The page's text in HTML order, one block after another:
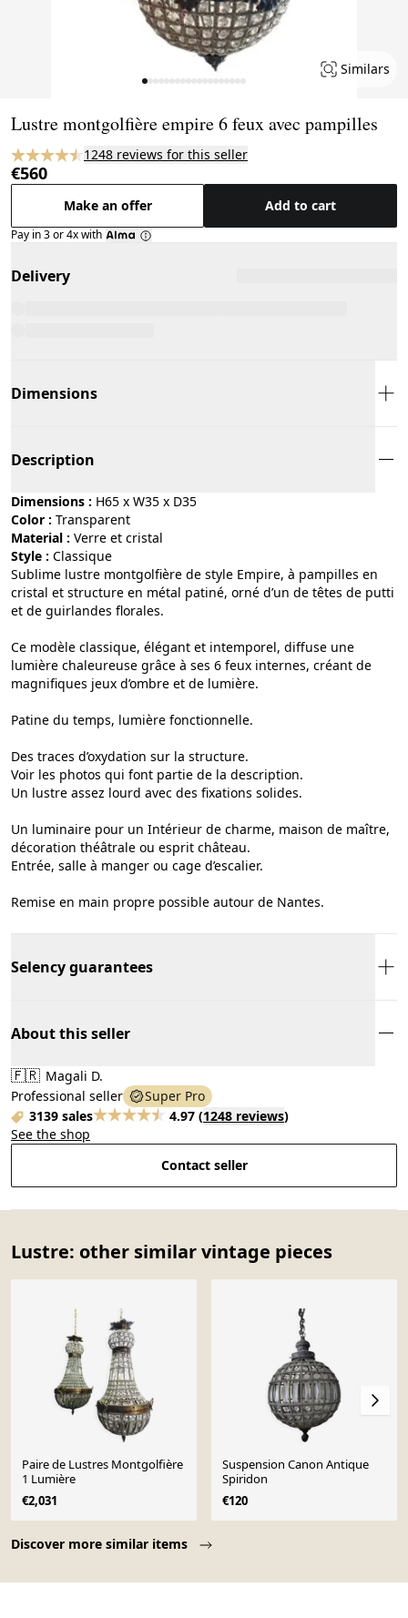
Similars
Lustre montgolfière empire 6 feux avec pampilles
1248 reviews for this seller
€560
Make an offer Add to cart
Pay in 3 or 4x with
Delivery
Dimensions
Description
Dimensions : H65 x W35 x D35
Color :
transparent
Material :
verre et cristal
Style :
classique
Sublime lustre montgolfière de style Empire, à pampilles en
cristal et structure en métal patiné, orné d’un de têtes de putti
et de guirlandes florales.
Ce modèle classique, élégant et intemporel, diffuse une
lumière chaleureuse grâce à ses 6 feux internes, créant de
magnifiques jeux d’ombre et de lumière.
Patine du temps, lumière fonctionnelle.
Des traces d’oxydation sur la structure.
Voir les photos qui font partie de la description.
Un lustre assez lourd avec des fixations solides.
Un luminaire pour un Intérieur de charme, maison de maître,
décoration théâtrale ou esprit château.
Entrée, salle à manger ou cage d’escalier.
Remise en main propre possible autour de Nantes.
Selency guarantees
About this seller
🇫🇷 Magali D.
Professional seller
Super Pro
3139 sales
4.97 (1248 reviews)
See the shop
Contact seller
Lustre: other similar vintage pieces
Discover more similar items
Paire de Lustres Montgolfière
1 Lumière
€2,031
Suspension Canon Antique
Spiridon
€120